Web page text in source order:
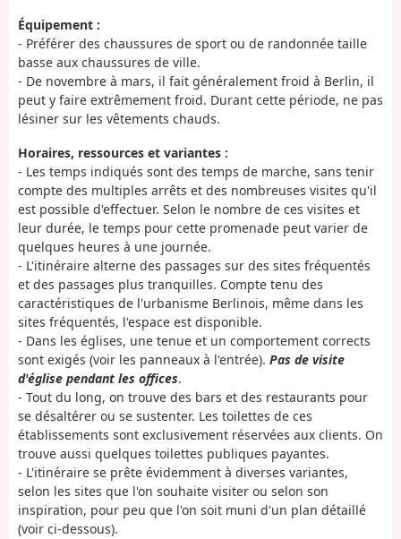
Équipement :
- Préférer des chaussures de sport ou de randonnée taille
basse aux chaussures de ville.
- De novembre à mars, il fait généralement froid à Berlin, il
peut y faire extrêmement froid. Durant cette période, ne pas
lésiner sur les vêtements chauds.
Horaires, ressources et variantes :
- Les temps indiqués sont des temps de marche, sans tenir
compte des multiples arrêts et des nombreuses visites qu'il
est possible d'effectuer. Selon le nombre de ces visites et
leur durée, le temps pour cette promenade peut varier de
quelques heures à une journée.
- L'itinéraire alterne des passages sur des sites fréquentés
et des passages plus tranquilles. Compte tenu des
caractéristiques de l'urbanisme Berlinois, même dans les
sites fréquentés, l'espace est disponible.
- Dans les églises, une tenue et un comportement corrects
sont exigés (voir les panneaux à l'entrée). Pas de visite
d'église pendant les offices.
- Tout du long, on trouve des bars et des restaurants pour
se désaltérer ou se sustenter. Les toilettes de ces
établissements sont exclusivement réservées aux clients. On
trouve aussi quelques toilettes publiques payantes.
- L'itinéraire se prête évidemment à diverses variantes,
selon les sites que l'on souhaite visiter ou selon son
inspiration, pour peu que l'on soit muni d'un plan détaillé
(voir ci-dessous).